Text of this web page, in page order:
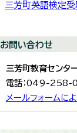
三芳町英語検定
お問い合わせ
三芳町教育センタ
電話：049-258-
メールフォームに